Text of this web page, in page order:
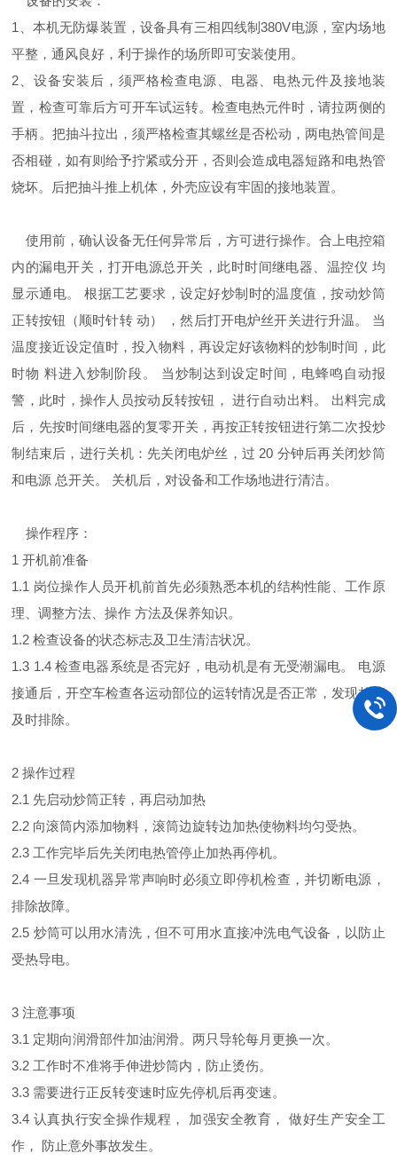
1、本机无防爆装置，设备具有三相四线制380V电源，室内场地
平整，通风良好，利于操作的场所即可安装使用。
2、设备安装后，须严格检查电源、电器、电热元件及接地装
置，检查可靠后方可开车试运转。检查电热元件时，请拉两侧的
手柄。把抽斗拉出，须严格检查其螺丝是否松动，两电热管间是
否相碰，如有则给予拧紧或分开，否则会造成电器短路和电热管
烧坏。后把抽斗推上机体，外壳应设有牢固的接地装置。
使用前，确认设备无任何异常后，方可进行操作。合上电控箱
内的漏电开关，打开电源总开关，此时时间继电器、温控仪 均
显示通电。 根据工艺要求，设定好炒制时的温度值，按动炒筒
正转按钮（顺时针转 动） ，然后打开电炉丝开关进行升温。 当
温度接近设定值时，投入物料，再设定好该物料的炒制时间，此
时物 料进入炒制阶段。 当炒制达到设定时间，电蜂鸣自动报
警，此时，操作人员按动反转按钮， 进行自动出料。 出料完成
后，先按时间继电器的复零开关，再按正转按钮进行第二次投炒
制结束后，进行关机：先关闭电炉丝，过 20 分钟后再关闭炒筒
和电源 总开关。 关机后，对设备和工作场地进行清洁。
操作程序：
1 开机前准备
1.1 岗位操作人员开机前首先必须熟悉本机的结构性能、工作原
理、调整方法、操作 方法及保养知识。
1.2 检查设备的状态标志及卫生清洁状况。
1.3 1.4 检查电器系统是否完好，电动机是有无受潮漏电。 电源
接通后，开空车检查各运动部位的运转情况是否正常，发现故障
及时排除。
2 操作过程
2.1 先启动炒筒正转，再启动加热
2.2 向滚筒内添加物料，滚筒边旋转边加热使物料均匀受热。
2.3 工作完毕后先关闭电热管停止加热再停机。
2.4 一旦发现机器异常声响时必须立即停机检查，并切断电源，
排除故障。
2.5 炒筒可以用水清洗，但不可用水直接冲洗电气设备，以防止
受热导电。
3 注意事项
3.1 定期向润滑部件加油润滑。两只导轮每月更换一次。
3.2 工作时不准将手伸进炒筒内，防止烫伤。
3.3 需要进行正反转变速时应先停机后再变速。
3.4 认真执行安全操作规程， 加强安全教育， 做好生产安全工
作， 防止意外事故发生。